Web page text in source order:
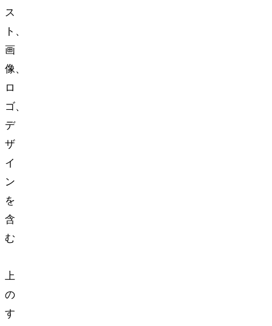
ス
ト、
画
像、
ロ
ゴ、
デ
ザ
イ
ン
を
含
む
上
の
す